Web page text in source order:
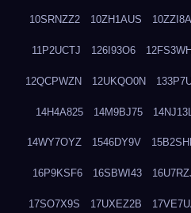
10SRNZZ2 10ZH1AUS
11P2UCTJ 126I93O6
12QCPWZN 12UKQO0N
14H4A825 14M9BJ75
14WY7OYZ 1546DY9V
16P9KSF6 16SBWI43
17SO7X9S 17UXEZ2B